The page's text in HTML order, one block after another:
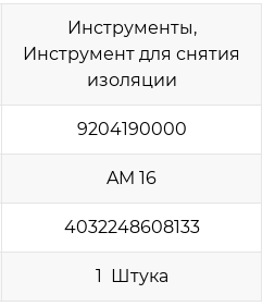
Инструменты,
Инструмент для снятия
изоляции
9204190000
AM 16
4032248608133
1 Штука